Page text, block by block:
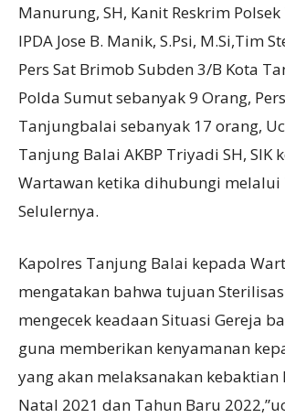
Manurung, SH, Kanit Reskrim
IPDA Jose B. Manik, S.Psi, M.Si,Tim
Pers Sat Brimob Subden 3/B Kota
Polda Sumut sebanyak 9 Orang,
Tanjungbalai sebanyak 17 orang,
Tanjung Balai AKBP Triyadi SH, SIK
Wartawan ketika dihubungi melalui
Selulernya.
Kapolres Tanjung Balai kepada
mengatakan bahwa tujuan
mengecek keadaan Situasi Gereja
guna memberikan kenyamanan
yang akan melaksanakan kebaktian
Natal 2021 dan Tahun Baru